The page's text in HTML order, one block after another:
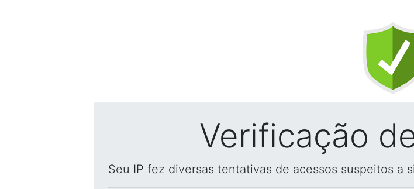
Verificação
Seu IP fez diversas tentativas de acessos suspeitos a